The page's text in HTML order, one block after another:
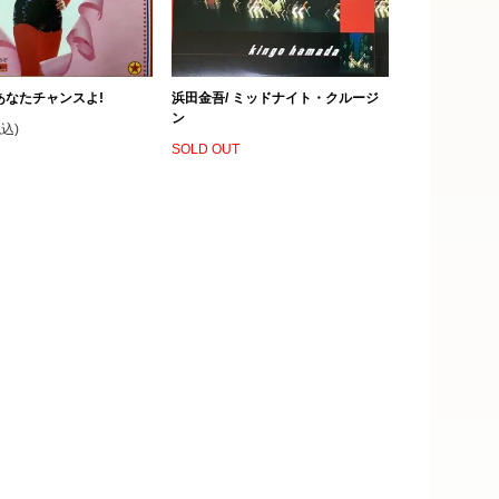
なたチャンスよ!
)
浜田金吾/ ミッドナイト・クルージ
ン
SOLD OUT